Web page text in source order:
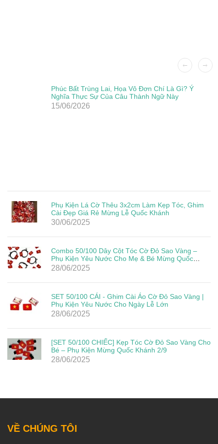
Phúc Bất Trùng Lai, Họa Vô Đơn Chí Là Gì? Ý
Nghĩa Thực Sự Của Câu Thành Ngữ Này
15/06/2026
Phụ Kiện Lá Cờ Thêu 3x2cm Làm Kẹp Tóc, Ghim
Cài Đẹp Giá Rẻ Mừng Lễ Quốc Khánh
30/06/2025
Combo 50/100 Dây Cột Tóc Cờ Đỏ Sao Vàng –
Phụ Kiện Yêu Nước Cho Mẹ & Bé Mừng Quốc
Khánh 2/9
28/06/2025
SET 50/100 CÁI - Ghim Cài Áo Cờ Đỏ Sao Vàng |
Phụ Kiện Yêu Nước Cho Ngày Lễ Lớn
28/06/2025
[SET 50/100 CHIẾC] Kẹp Tóc Cờ Đỏ Sao Vàng Cho
Bé – Phụ Kiện Mừng Quốc Khánh 2/9
28/06/2025
VỀ CHÚNG TÔI